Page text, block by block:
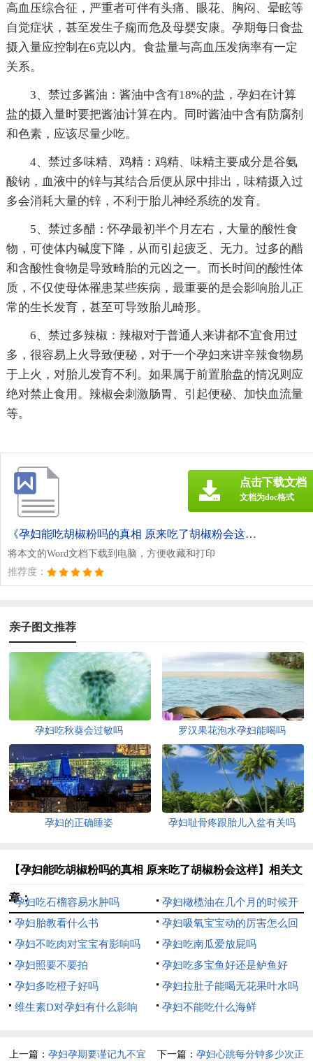
高血压综合征，严重者可伴有头痛、眼花、胸闷、晕眩等
自觉症状，甚至发生子痫而危及母婴安康。孕期每日食盐
摄入量应控制在6克以内。食盐量与高血压发病率有一定
关系。
3、禁过多酱油：酱油中含有18%的盐，孕妇在计算
盐的摄入量时要把酱油计算在内。同时酱油中含有防腐剂
和色素，应该尽量少吃。
4、禁过多味精、鸡精：鸡精、味精主要成分是谷氨
酸钠，血液中的锌与其结合后便从尿中排出，味精摄入过
多会消耗大量的锌，不利于胎儿神经系统的发育。
5、禁过多醋：怀孕最初半个月左右，大量的酸性食
物，可使体内碱度下降，从而引起疲乏、无力。过多的醋
和含酸性食物是导致畸胎的元凶之一。而长时间的酸性体
质，不仅使母体罹患某些疾病，最重要的是会影响胎儿正
常的生长发育，甚至可导致胎儿畸形。
6、禁过多辣椒：辣椒对于普通人来讲都不宜食用过
多，很容易上火导致便秘，对于一个孕妇来讲辛辣食物易
于上火，对胎儿发育不利。如果属于前置胎盘的情况则应
绝对禁止食用。辣椒会刺激肠胃、引起便秘、加快血流量
等。
《孕妇能吃胡椒粉吗的真相 原来吃了胡椒粉会这样.doc》
将本文的Word文档下载到电脑，方便收藏和打印
推荐度：
点击下载文档
文档为doc格式
亲子图文推荐
孕妇吃秋葵会过敏吗 罗汉果花泡水孕妇能喝吗
孕妇的正确睡姿 孕妇耻骨疼跟胎儿入盆有关吗
【孕妇能吃胡椒粉吗的真相 原来吃了胡椒粉会这样】相关文
章：
孕妇吃石榴容易水肿吗
孕妇橄榄油在几个月的时候开
始用
孕妇胎教看什么书
孕妇吸氧宝宝动的厉害怎么回
事
孕妇不吃肉对宝宝有影响吗
孕妇吃南瓜爱放屁吗
孕妇照要不要拍
孕妇吃多宝鱼好还是鲈鱼好
孕妇多吃橙子好吗
孕妇拉肚子能喝无花果叶水吗
维生素D对孕妇有什么影响
孕妇不能吃什么海鲜
上一篇：孕妇孕期要谨记九不宜 下一篇： 孕妇心跳每分钟多少次正